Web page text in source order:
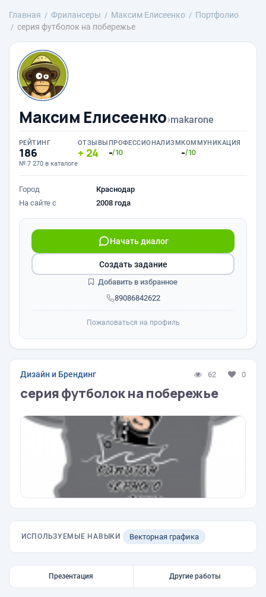
Главная Фрилансеры Максим Елисеенко
Портфолио
серия футболок на побережье
Максим Елисеенко›makarone
РЕЙТИНГ
186
№ 7 270 в каталоге
ОТЗЫВЫ
24
ПРОФЕССИОНАЛИЗМ
-/10
КОММУНИКАЦИЯ
-/10
Город
Краснодар
На сайте с
2008 года
89086842622
Начать диалог
Создать задание
Добавить в избранное
Пожаловаться на профиль
Дизайн и Брендинг 62 0
серия футболок на побережье
ИСПОЛЬЗУЕМЫЕ НАВЫКИ Векторная графика
Презентация Другие работы